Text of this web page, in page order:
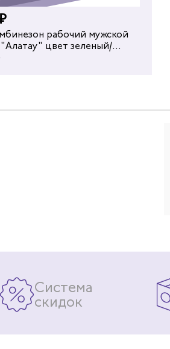
рабочий мужской
цвет зеленый/
₽
рабочие мужское летние
цвет темно-бирюзовый/
Система
скидок